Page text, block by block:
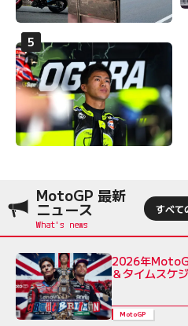
MotoGP 最新
ニュース すべて
2026年
＆タイムスケ
MotoGP